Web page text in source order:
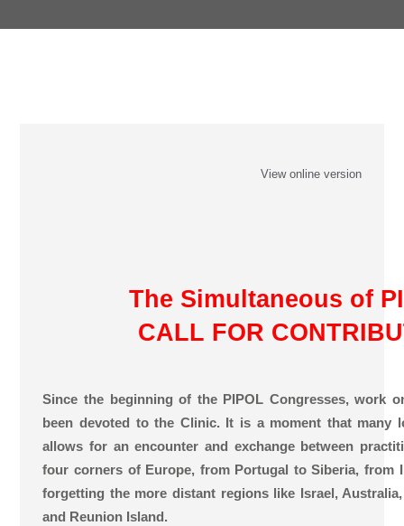
View online version
The Simultaneous of
CALL FOR
Since the beginning of the PIPOL Congresses, work
been devoted to the Clinic. It is a moment that many
allows for an encounter and exchange between
four corners of Europe, from Portugal to Siberia, from
forgetting the more distant regions like Israel,
and Reunion Island.